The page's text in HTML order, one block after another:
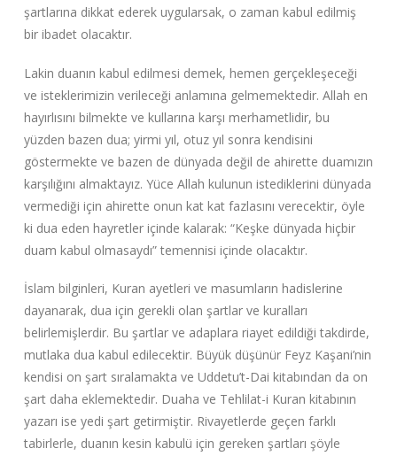
şartlarına dikkat ederek uygularsak, o zaman kabul edilmiş
bir ibadet olacaktır.
Lakin duanın kabul edilmesi demek, hemen gerçekleşeceği
ve isteklerimizin verileceği anlamına gelmemektedir. Allah en
hayırlısını bilmekte ve kullarına karşı merhametlidir, bu
yüzden bazen dua; yirmi yıl, otuz yıl sonra kendisini
göstermekte ve bazen de dünyada değil de ahirette duamızın
karşılığını almaktayız. Yüce Allah kulunun istediklerini dünyada
vermediği için ahirette onun kat kat fazlasını verecektir, öyle
ki dua eden hayretler içinde kalarak: “Keşke dünyada hiçbir
duam kabul olmasaydı” temennisi içinde olacaktır.
İslam bilginleri, Kuran ayetleri ve masumların hadislerine
dayanarak, dua için gerekli olan şartlar ve kuralları
belirlemişlerdir. Bu şartlar ve adaplara riayet edildiği takdirde,
mutlaka dua kabul edilecektir. Büyük düşünür Feyz Kaşani’nin
kendisi on şart sıralamakta ve Uddetu’t-Dai kitabından da on
şart daha eklemektedir. Duaha ve Tehlilat-i Kuran kitabının
yazarı ise yedi şart getirmiştir. Rivayetlerde geçen farklı
tabirlerle, duanın kesin kabulü için gereken şartları şöyle